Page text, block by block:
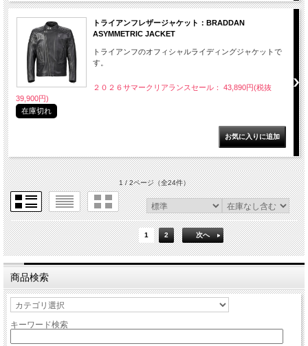
トライアンフレザージャケット：BRADDAN
ASYMMETRIC JACKET
トライアンフのオフィシャルライディングジャケットで
す。
２０２６サマークリアランスセール： 43,890円(税抜
39,900円)
在庫切れ
1 / 2ページ（全24件）
1 2 次へ
商品検索
キーワード検索